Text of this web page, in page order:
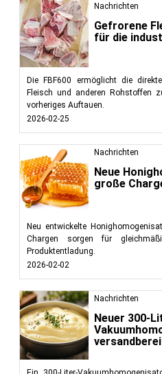
Nachrichten
Gefrorene
für die
Die FBF600 ermöglicht die
Fleisch und anderen Rohstoffen
vorheriges Auftauen.
2026-02-25
Nachrichten
Neue
große
Neu entwickelte
Chargen sorgen für
Produktentladung.
2026-02-02
Nachrichten
Neuer 300-